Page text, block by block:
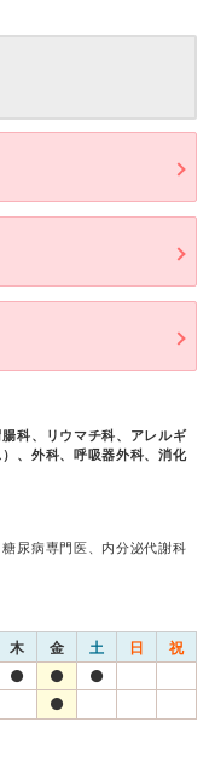
科、リウマチ科、アレルギ
、外科、呼吸器外科、消化
尿病専門医、内分泌代謝科
木 金 土 日 祝